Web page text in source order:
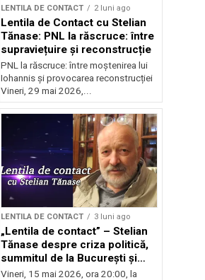
LENTILA DE CONTACT 2 luni ago
Lentila de Contact cu Stelian
Tănase: PNL la răscruce: între
supraviețuire și reconstrucție
PNL la răscruce: între moștenirea lui
Iohannis și provocarea reconstrucției
Vineri, 29 mai 2026,...
LENTILA DE CONTACT 3 luni ago
„Lentila de contact” – Stelian
Tănase despre criza politică,
summitul de la București și
ascensiunea lui Bolojan
Vineri, 15 mai 2026, ora 20:00, la